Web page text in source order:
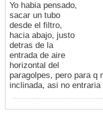
Yo habia pensado,
sacar un tubo
desde el filtro,
hacia abajo, justo
detras de la
entrada de aire
horizontal del
paragolpes, pero para q
inclinada, asi no entraria